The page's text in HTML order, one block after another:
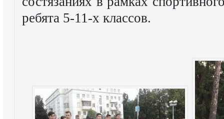
ребята 5-11-х классов.